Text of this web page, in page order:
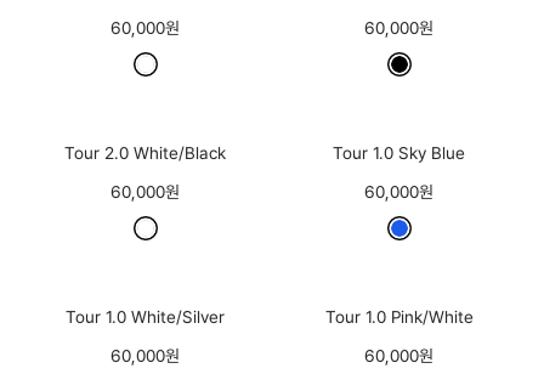
60,000원
60,000원
Tour 2.0 White/Black
60,000원
Tour 1.0 Sky Blue
60,000원
Tour 1.0 White/Silver
60,000원
Tour 1.0 Pink/White
60,000원